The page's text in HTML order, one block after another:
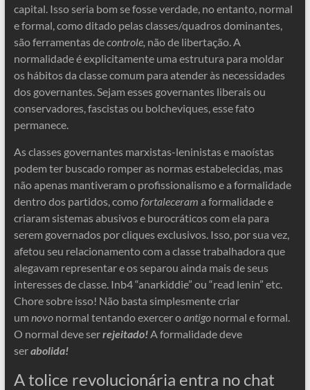
capital. Isso seria bom se fosse verdade, no entanto, normal
e formal, como ditado pelas classes/quadros dominantes,
são ferramentas decontrole, não de libertação. A
normalidade é explicitamente uma estrutura para moldar
os hábitos da classe comum para atender às necessidades
dos governantes. Sejam esses governantes liberais ou
conservadores, fascistas ou bolcheviques, esse fato
permanece.
As classes governantes marxistas-leninistas e maoístas
podem ter buscado romper as normas estabelecidas, mas
não apenas mantiveram o profissionalismo e a formalidade
dentro dos partidos, comofortaleceram a formalidade e
criaram sistemas abusivos e burocráticos com ela para
serem governados por cliques exclusivos. Isso, por sua vez,
afetou seu relacionamento com a classe trabalhadora que
alegavam representar e os separou ainda mais de seus
interesses de classe. Inb4 “anarkiddie” ou “read lenin” etc.
Chore sobre isso! Não basta simplesmente criar
um novonormal tentando exercer oantigonormal e formal.
O normal deve serrejeitado!A formalidade deve
serabolida!
A tolice revolucionária entra no chat